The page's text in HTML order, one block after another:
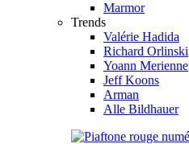
Marmor
Trends
Valérie Hadida
Richard Orlinski
Yoann Merienne
Jeff Koons
Arman
Alle Bildhauer